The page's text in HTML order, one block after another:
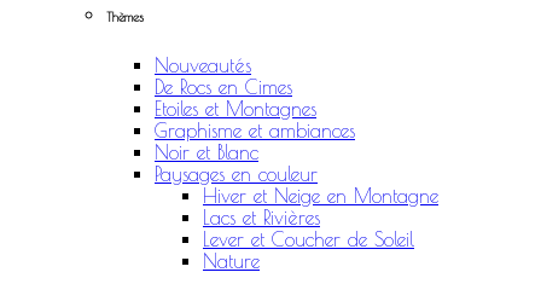
Thèmes
Nouveautés
De Rocs en Cimes
Etoiles et Montagnes
Graphisme et ambiances
Noir et Blanc
Paysages en couleur
Hiver et Neige en Montagne
Lacs et Rivières
Lever et Coucher de Soleil
Nature